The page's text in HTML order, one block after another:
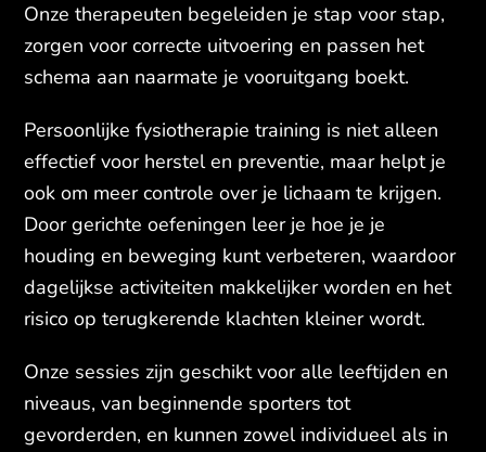
Onze therapeuten begeleiden je stap voor stap,
zorgen voor correcte uitvoering en passen het
schema aan naarmate je vooruitgang boekt.
Persoonlijke fysiotherapie training is niet alleen
effectief voor herstel en preventie, maar helpt je
ook om meer controle over je lichaam te krijgen.
Door gerichte oefeningen leer je hoe je je
houding en beweging kunt verbeteren, waardoor
dagelijkse activiteiten makkelijker worden en het
risico op terugkerende klachten kleiner wordt.
Onze sessies zijn geschikt voor alle leeftijden en
niveaus, van beginnende sporters tot
gevorderden, en kunnen zowel individueel als in